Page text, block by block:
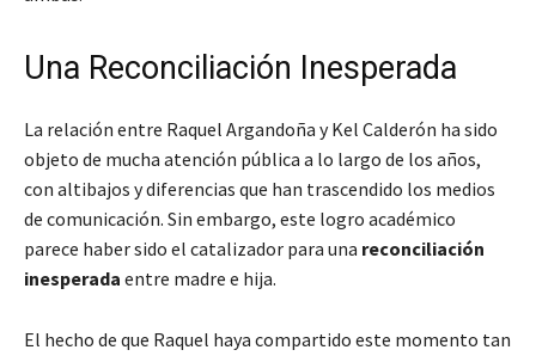
Una Reconciliación Inesperada
La relación entre Raquel Argandoña y Kel Calderón ha sido
objeto de mucha atención pública a lo largo de los años,
con altibajos y diferencias que han trascendido los medios
de comunicación. Sin embargo, este logro académico
parece haber sido el catalizador para una reconciliación
inesperada entre madre e hija.
El hecho de que Raquel haya compartido este momento tan